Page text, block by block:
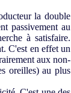
la double
passivement au
à satisfaire.
C'est en effet un
aux non-
oreilles) au plus